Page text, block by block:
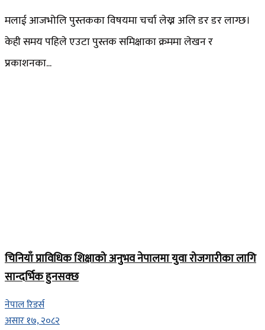
मलाई आजभोलि पुस्तकका विषयमा चर्चा लेख्न अलि डर डर लाग्छ।
केही समय पहिले एउटा पुस्तक समिक्षाका क्रममा लेखन र
प्रकाशनका...
चिनियाँ प्राविधिक शिक्षाको अनुभव नेपालमा युवा रोजगारीका लागि
सान्दर्भिक हुनसक्छ
नेपाल रिडर्स
असार १७, २०८२